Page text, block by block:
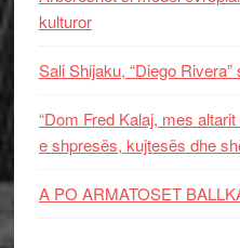
kulturor
Sali Shijaku, “Diego
“Dom Fred Kalaj, mes
e shpresës, kujtesës dhe
A PO ARMATOSET